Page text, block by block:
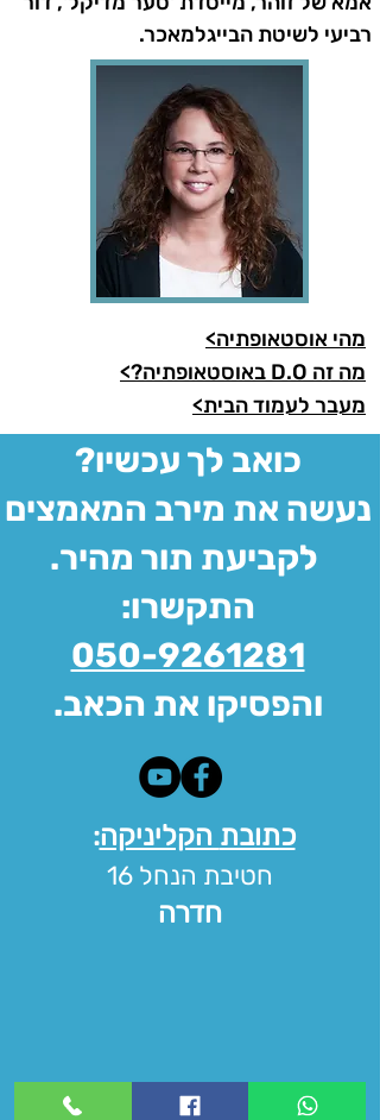
רביעי לשיטת הבייגלמאכר.
מהי אוסטאופתיה>
מה זה D.O באוסטאופתיה?>
מעבר לעמוד הבית>
כתובת הקליניקה:
חטיבת הנחל 16
חדרה
?כואב לך עכשיו
נעשה את מירב המאמצים
:התקשרו
050-9261281
.והפסיקו את הכאב